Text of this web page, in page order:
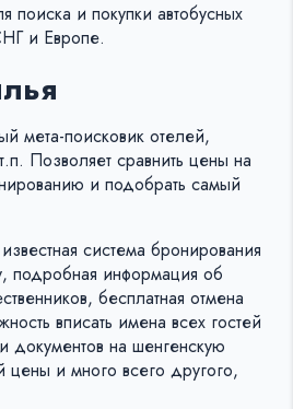
и покупки автобусных
и Европе.
мета-поисковик отелей,
Позволяет сравнить цены на
и подобрать самый
система бронирования
подробная информация об
бесплатная отмена
вписать имена всех гостей
документов на шенгенскую
цены и много всего другого,